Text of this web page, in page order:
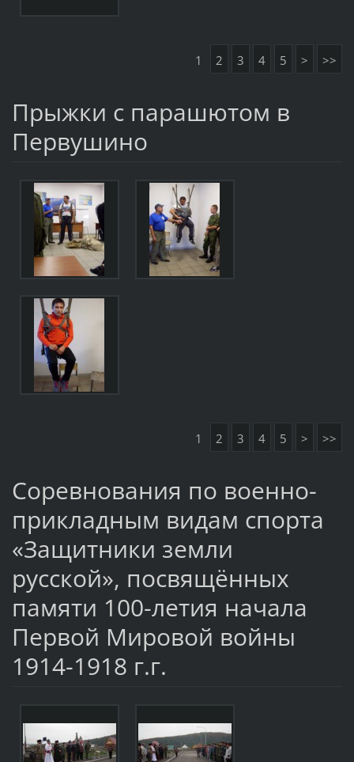
1 2 3 4 5 > >>
Прыжки с парашютом в
Первушино
1 2 3 4 5 > >>
Соревнования по военно-
прикладным видам спорта
«Защитники земли
русской», посвящённых
памяти 100-летия начала
Первой Мировой войны
1914-1918 г.г.